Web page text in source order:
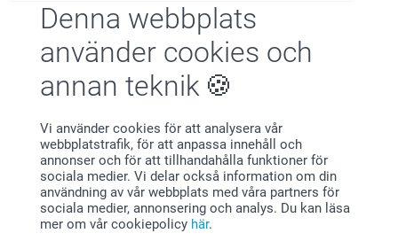
Denna webbplats
använder cookies och
annan teknik
Vi använder cookies för att analysera vår
webbplatstrafik, för att anpassa innehåll och
annonser och för att tillhandahålla funktioner för
sociala medier. Vi delar också information om din
användning av vår webbplats med våra partners för
sociala medier, annonsering och analys. Du kan läsa
mer om vår cookiepolicy här.
Letar du efter inspiration?
Förstklassig kundservice